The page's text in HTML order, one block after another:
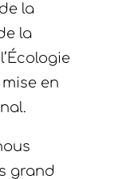
la
la
en
grand